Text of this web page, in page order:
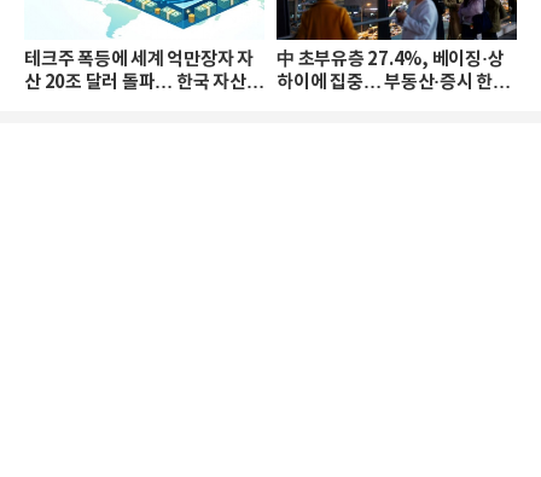
테크주 폭등에 세계 억만장자 자
산 20조 달러 돌파… 한국 자산
中 초부유층 27.4%, 베이징·상
하이에 집중… 부동산·증시 한파